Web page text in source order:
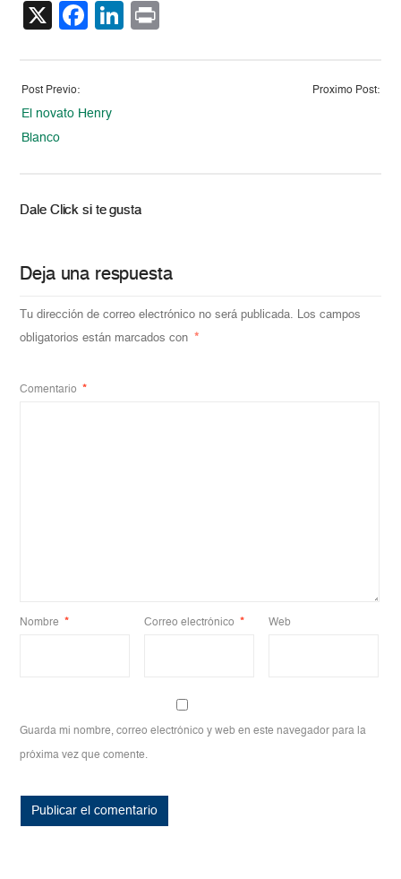
X Facebook
LinkedIn
Post Previo:
El novato Henry
Blanco
Proximo Post:
Dale Click si te gusta
Deja una respuesta
Tu dirección de correo electrónico no será publicada. Los campos
obligatorios están marcados con
*
Comentario *
Nombre * Correo electrónico * Web
Guarda mi nombre, correo electrónico y web en este navegador para la
próxima vez que comente.